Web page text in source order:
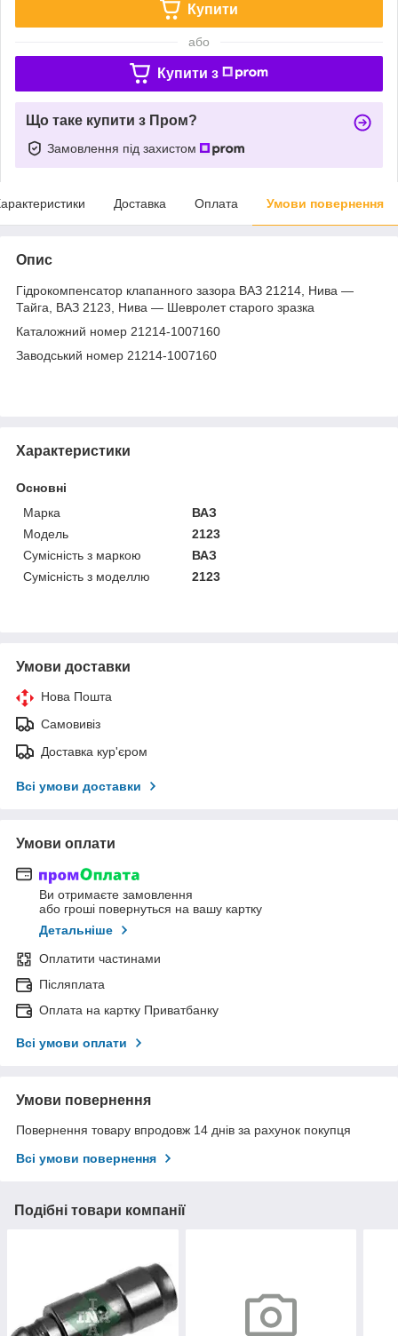
Купити
або
Купити з
Що таке купити з Пром?
Замовлення під захистом
Доставка Оплата Умови повернення
Опис
Гідрокомпенсатор клапанного зазора ВАЗ 21214, Нива —
Тайга, ВАЗ 2123, Нива — Шевролет старого зразка
Каталожний номер 21214-1007160
Заводський номер 21214-1007160
Характеристики
Основні
Марка
ВАЗ
Модель
2123
Сумісність з маркою
ВАЗ
Сумісність з моделлю
2123
Умови доставки
Нова Пошта
Самовивіз
Доставка кур'єром
Всі умови доставки
Умови оплати
Ви отримаєте замовлення
або гроші повернуться на вашу картку
Детальніше
Оплатити частинами
Післяплата
Оплата на картку Приватбанку
Всі умови оплати
Умови повернення
Повернення товару впродовж 14 днів за рахунок покупця
Всі умови повернення
Подібні товари компанії